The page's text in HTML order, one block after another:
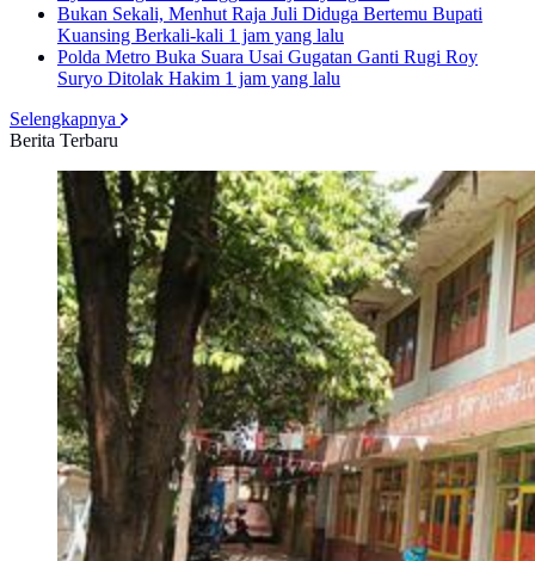
Bukan Sekali, Menhut Raja Juli Diduga Bertemu Bupati
Kuansing Berkali-kali 1 jam yang lalu
Polda Metro Buka Suara Usai Gugatan Ganti Rugi Roy
Suryo Ditolak Hakim 1 jam yang lalu
Selengkapnya
Berita Terbaru